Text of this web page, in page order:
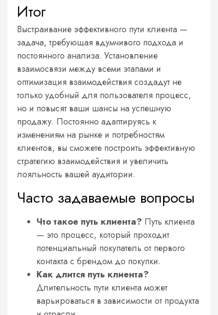
Итог
Выстраивание эффективного пути клиента —
задача, требующая вдумчивого подхода и
постоянного анализа. Установление
взаимосвязи между всеми этапами и
оптимизация взаимодействия создадут не
только удобный для пользователя процесс,
но и повысят ваши шансы на успешную
продажу. Постоянно адаптируясь к
изменениям на рынке и потребностям
клиентов, вы сможете построить эффективную
стратегию взаимодействия и увеличить
лояльность вашей аудитории.
Часто задаваемые вопросы
Что такое путь клиента? Путь клиента
— это процесс, который проходит
потенциальный покупатель от первого
контакта с брендом до покупки.
Как длится путь клиента?
Длительность пути клиента может
варьироваться в зависимости от продукта